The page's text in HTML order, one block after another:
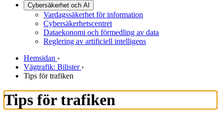
Cybersäkerhet och AI
Vardagssäkerhet för information
Cybersäkerhetscentret
Dataekonomi och förmedling av data
Reglering av artificiell intelligens
Hemsidan ›
Vägtrafik: Bilister ›
Tips för trafiken
Tips för trafiken